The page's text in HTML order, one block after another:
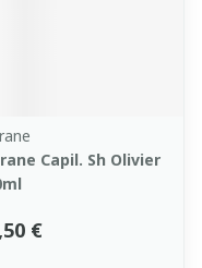
Capil. Sh Olivier
€